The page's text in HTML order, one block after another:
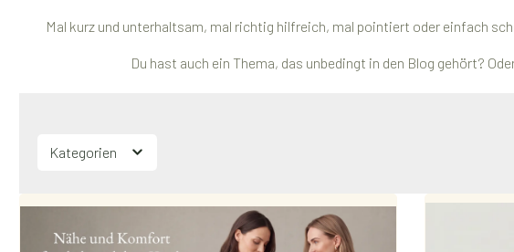
Mal kurz und unterhaltsam, mal richtig hilfreich, mal pointiert oder einfach
Du hast auch ein Thema, das unbedingt in den Blog gehört?
Kategorien